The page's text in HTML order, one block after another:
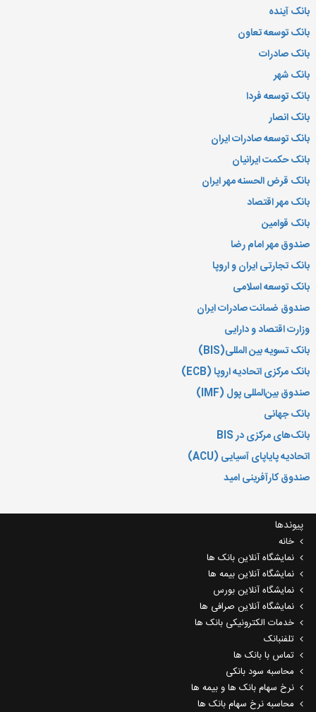
بانک آینده
بانک توسعه تعاون
بانک صادرات
بانک شهر
بانک توسعه فردا
بانک انصار
بانک توسعه صادرات ایران
بانک حکمت ایرانیان
بانک قرض الحسنه مهر ایران
بانک مهر اقتصاد
بانک قوامین
صندوق مهر امام رضا
بانک تجارتی ایران و اروپا
بانک توسعه اسلامی
صندوق ضمانت صادرات ایران
وزارت اقتصاد و دارایی
بانک تسویه بین المللی(BIS
)
بانک مرکزی اتحادیه اروپا ( ECB
)
صندوق بین‌المللی پول ( IMF
)
بانک جهانی
بانک‌های مرکزی درBIS
اتحادیه پایاپای آسیایی ( ACU
)
صندوق کارآفرینی امید
پیوندها
خانه
نمایشگاه آنلاین بانک ها
نمایشگاه آنلاین بیمه ها
نمایشگاه آنلاین بورس
نمایشگاه آنلاین صرافی ها
خدمات الکترونیکی بانک ها
تلفنبانک
تماس با بانک ها
محاسبه سود بانکی
نرخ سهام بانک ها و بیمه ها
محاسبه نرخ سهام بانک ها